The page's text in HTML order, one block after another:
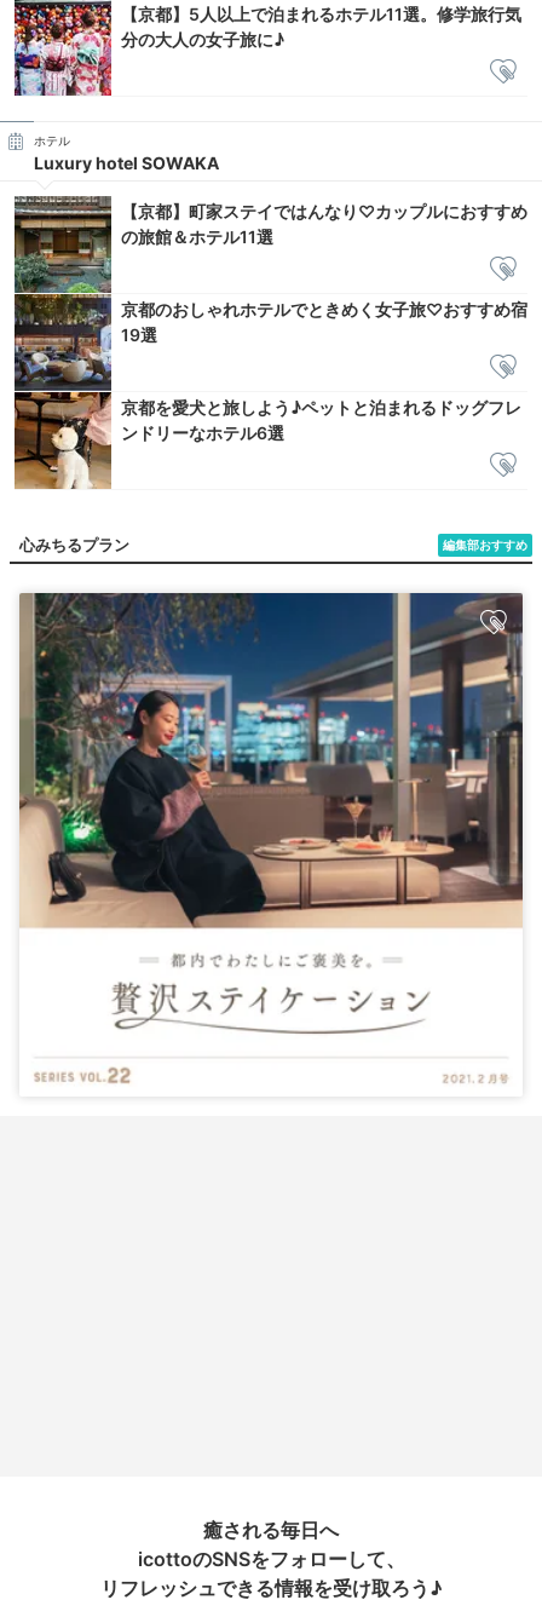
【京都】5人以上で泊まれるホテル11選。修学旅行気
分の大人の女子旅に♪
ホテル
Luxury hotel SOWAKA
【京都】町家ステイではんなり♡カップルにおすすめ
の旅館＆ホテル11選
京都のおしゃれホテルでときめく女子旅♡おすすめ宿
19選
京都を愛犬と旅しよう♪ペットと泊まれるドッグフレ
ンドリーなホテル6選
編集部おすすめ
心みちるプラン
癒される毎日へ
icottoのSNSをフォローして、
リフレッシュできる情報を受け取ろう♪